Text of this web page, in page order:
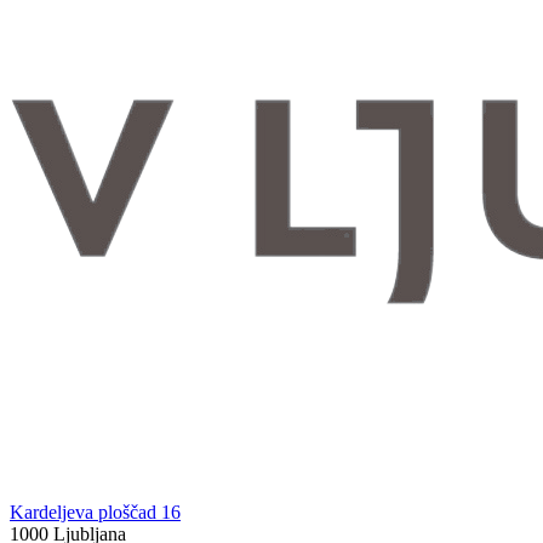
Kardeljeva ploščad 16
1000 Ljubljana